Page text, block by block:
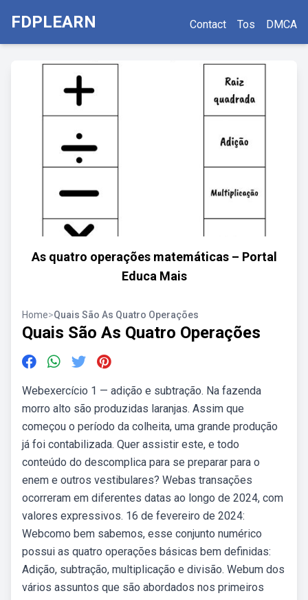
FDPLEARN Contact Tos DMCA
As quatro operações matemáticas – Portal
Educa Mais
Home>Quais São As Quatro Operações
Quais São As Quatro Operações
Webexercício 1 — adição e subtração. Na fazenda
morro alto são produzidas laranjas. Assim que
começou o período da colheita, uma grande produção
já foi contabilizada. Quer assistir este, e todo
conteúdo do descomplica para se preparar para o
enem e outros vestibulares? Webas transações
ocorreram em diferentes datas ao longo de 2024, com
valores expressivos. 16 de fevereiro de 2024:
Webcomo bem sabemos, esse conjunto numérico
possui as quatro operações básicas bem definidas:
Adição, subtração, multiplicação e divisão. Webum dos
vários assuntos que são abordados nos primeiros